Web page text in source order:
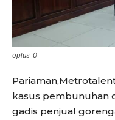
oplus_0
kasus pembunuhan
gadis penjual